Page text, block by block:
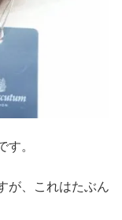
す。
が、これはたぶん